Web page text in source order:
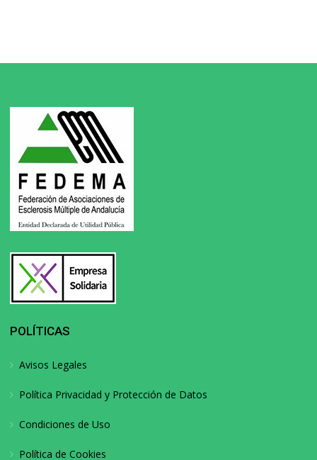
POLÍTICAS
Avisos Legales
Política Privacidad y Protección de Datos
Condiciones de Uso
Política de Cookies